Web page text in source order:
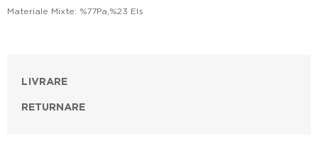
Materiale Mixte: %77Pa,%23 Els
LIVRARE
RETURNARE